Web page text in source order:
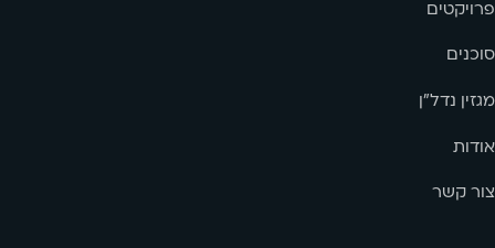
פרויקטים
סוכנים
מגזין נדל"ן
אודות
צור קשר